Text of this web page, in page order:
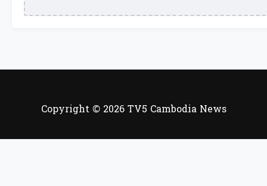
Copyright © 2026 TV5 Cambodia News